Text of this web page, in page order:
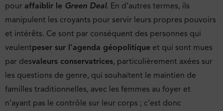
pour affaiblir le Green Deal. En d’autres termes, ils
manipulent les croyants pour servir leurs propres pouvoirs
et intérêts. Ce sont par conséquent des personnes qui
veulentpeser sur l’agenda géopolitique et qui sont mues
par desvaleurs conservatrices, particulièrement axées sur
les questions de genre, qui souhaitent le maintien de
familles traditionnelles, avec les femmes au foyer et
n’ayant pas le contrôle sur leur corps ; c’est donc